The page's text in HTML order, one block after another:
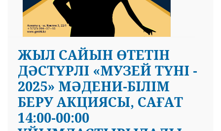
ЖЫЛ САЙЫН ӨТЕТІН
ДӘСТҮРЛІ «МУЗЕЙ ТҮНІ -
2025» МӘДЕНИ-БІЛІМ
БЕРУ АКЦИЯСЫ, САҒАТ
14:00-00:00